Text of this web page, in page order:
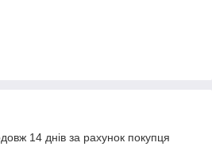
14 днів за рахунок покупця